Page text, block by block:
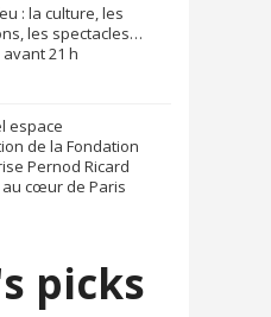
: la culture, les
les spectacles…
21 h
espace
de la Fondation
Pernod Ricard
au cœur de Paris
picks